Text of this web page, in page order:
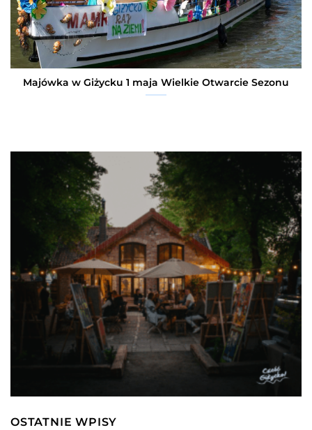
Majówka w Giżycku 1 maja Wielkie Otwarcie Sezonu
OSTATNIE WPISY